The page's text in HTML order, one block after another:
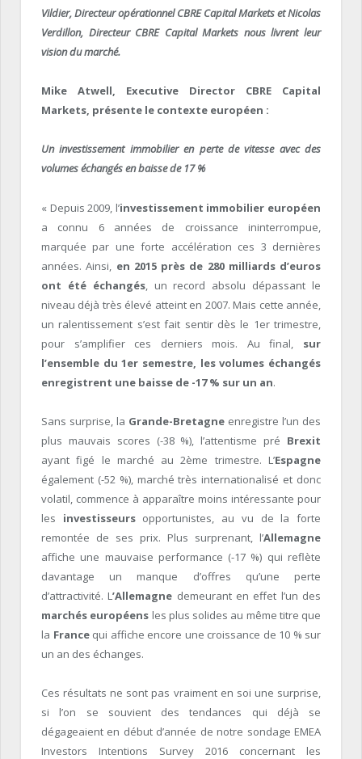
Vildier, Directeur opérationnel CBRE Capital Markets et Nicolas
Verdillon, Directeur CBRE Capital Markets nous livrent leur
vision du marché.
Mike Atwell, Executive Director CBRE Capital
Markets, présente le contexte européen :
Un investissement immobilier en perte de vitesse avec des
volumes échangés en baisse de 17 %
« Depuis 2009, l’investissement immobilier européen
a connu 6 années de croissance ininterrompue,
marquée par une forte accélération ces 3 dernières
années. Ainsi, en 2015 près de 280 milliards d’euros
ont été échangés, un record absolu dépassant le
niveau déjà très élevé atteint en 2007. Mais cette année,
un ralentissement s’est fait sentir dès le 1ertrimestre,
pour s’amplifier ces derniers mois. Au final, sur
l’ensemble du 1er semestre, les volumes échangés
enregistrent une baisse de -17 % sur un an.
Sans surprise, la Grande-Bretagne enregistre l’un des
plus mauvais scores (-38 %), l’attentisme pré Brexit
ayant figé le marché au 2ème trimestre. L’Espagne
également (-52 %), marché très internationalisé et donc
volatil, commence à apparaître moins intéressante pour
les investisseursopportunistes, au vu de la forte
remontée de ses prix. Plus surprenant, l’Allemagne
affiche une mauvaise performance (-17 %) qui reflète
davantage un manque d’offres qu’une perte
d’attractivité. L’Allemagne demeurant en effet l’un des
marchés européens les plus solides au même titre que
la Francequi affiche encore une croissance de 10 % sur
un an des échanges.
Ces résultats ne sont pas vraiment en soi une surprise,
si l’on se souvient des tendances qui déjà se
dégageaient en début d’année de notre sondage EMEA
Investors Intentions Survey 2016 concernant les